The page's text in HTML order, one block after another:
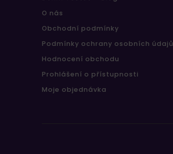
O nás
Obchodní podmínky
Podmínky ochrany osobních údajů
Hodnocení obchodu
Prohlášení o přístupnosti
Moje objednávka